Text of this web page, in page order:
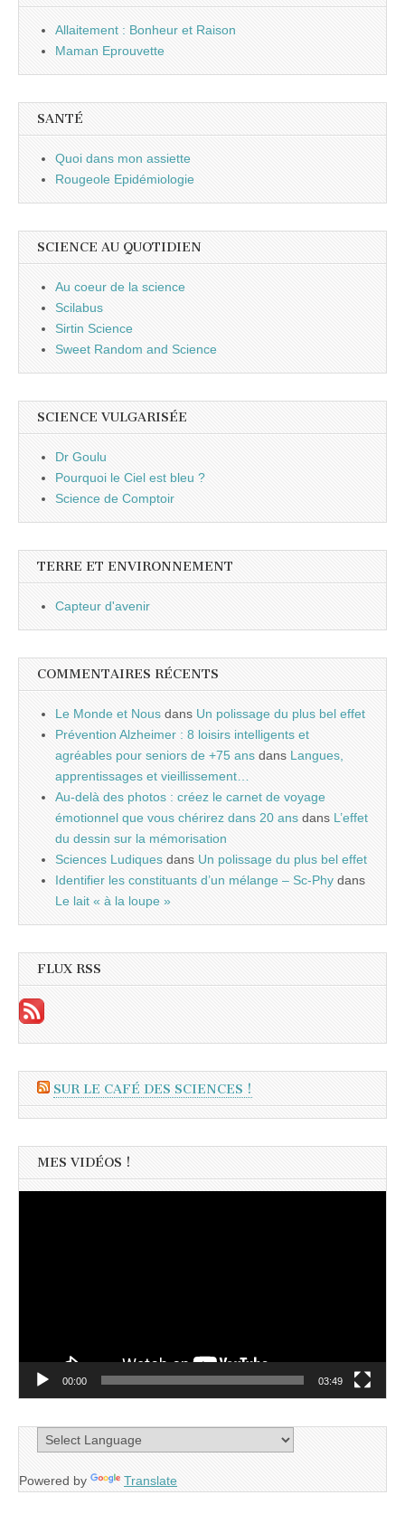
Allaitement : Bonheur et Raison
Maman Eprouvette
SANTÉ
Quoi dans mon assiette
Rougeole Epidémiologie
SCIENCE AU QUOTIDIEN
Au coeur de la science
Scilabus
Sirtin Science
Sweet Random and Science
SCIENCE VULGARISÉE
Dr Goulu
Pourquoi le Ciel est bleu ?
Science de Comptoir
TERRE ET ENVIRONNEMENT
Capteur d'avenir
COMMENTAIRES RÉCENTS
Le Monde et Nous dans Un polissage du plus bel effet
Prévention Alzheimer : 8 loisirs intelligents et
agréables pour seniors de +75 ans dans Langues,
apprentissages et vieillissement…
Au-delà des photos : créez le carnet de voyage
émotionnel que vous chérirez dans 20 ans dans L’effet
du dessin sur la mémorisation
Sciences Ludiques dans Un polissage du plus bel effet
Identifier les constituants d’un mélange – Sc-Phy dans
Le lait « à la loupe »
FLUX RSS
SUR LE CAFÉ DES SCIENCES !
MES VIDÉOS !
00:00 03:49
Powered by Translate